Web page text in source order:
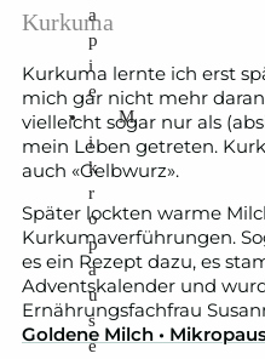
a
p
i
e
M
i
k
r
o
p
a
u
s
e
Kurkuma
Kurkuma lernte ich erst
mich gar nicht mehr
vielleicht sogar nur als
mein Leben getreten.
auch «Gelbwurz».
Später lockten warme
Kurkumaverführungen.
es ein Rezept dazu, es
Adventskalender und
Ernährungsfachfrau
Goldene Milch •